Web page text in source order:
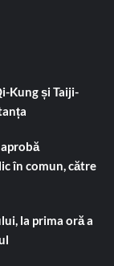
Kung și Taiji-
în comun, către
la prima oră a